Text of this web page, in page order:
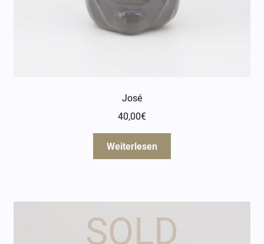
José
40,00€
Weiterlesen